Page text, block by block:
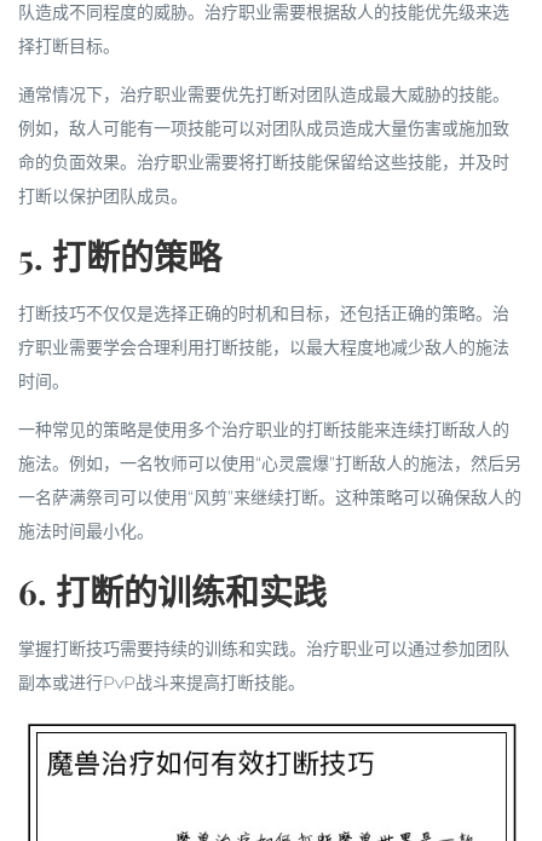
队造成不同程度的威胁。治疗职业需要根据敌人的技能优先级来选
择打断目标。
通常情况下，治疗职业需要优先打断对团队造成最大威胁的技能。
例如，敌人可能有一项技能可以对团队成员造成大量伤害或施加致
命的负面效果。治疗职业需要将打断技能保留给这些技能，并及时
打断以保护团队成员。
5. 打断的策略
打断技巧不仅仅是选择正确的时机和目标，还包括正确的策略。治
疗职业需要学会合理利用打断技能，以最大程度地减少敌人的施法
时间。
一种常见的策略是使用多个治疗职业的打断技能来连续打断敌人的
施法。例如，一名牧师可以使用“心灵震爆”打断敌人的施法，然后另
一名萨满祭司可以使用“风剪”来继续打断。这种策略可以确保敌人的
施法时间最小化。
6. 打断的训练和实践
掌握打断技巧需要持续的训练和实践。治疗职业可以通过参加团队
副本或进行PvP战斗来提高打断技能。